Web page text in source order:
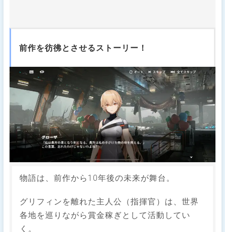
前作を彷彿とさせるストーリー！
物語は、前作から10年後の未来が舞台。
グリフィンを離れた主人公（指揮官）は、世界
各地を巡りながら賞金稼ぎとして活動してい
く。